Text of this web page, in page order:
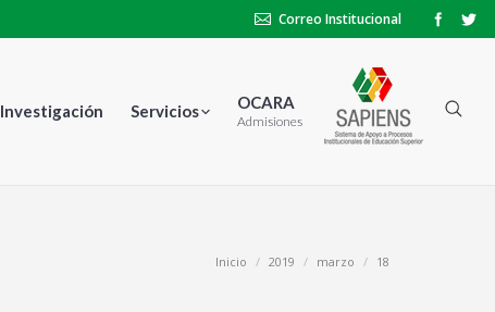
Correo Institucional
Investigación Servicios OCARA
Admisiones
Inicio 2019 marzo 18